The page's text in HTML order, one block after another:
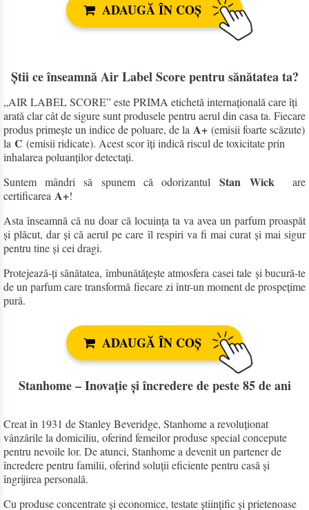
ADAUGĂ ÎN COȘ
Știi ce înseamnă Air Label Score pentru sănătatea ta?
„AIR LABEL SCORE” este PRIMA etichetă internațională care îți
arată clar cât de sigure sunt produsele pentru aerul din casa ta. Fiecare
produs primește un indice de poluare, de la A+ (emisii foarte scăzute)
la C (emisii ridicate). Acest scor îți indică riscul de toxicitate prin
inhalarea poluanților detectați.
Suntem mândri să spunem că odorizantulStan Wick
are
certificarea A+!
Asta înseamnă că nu doar că locuința ta va avea un parfum proaspăt
și plăcut, dar și că aerul pe care îl respiri va fi mai curat și mai sigur
pentru tine și cei dragi.
Protejează-ți sănătatea, îmbunătățește atmosfera casei tale și bucură-te
de un parfum care transformă fiecare zi într-un moment de prospețime
pură.
ADAUGĂ ÎN COȘ
Stanhome – Inovație și încredere de peste 85 de ani
Creat în 1931 de Stanley Beveridge, Stanhome a revoluționat
vânzările la domiciliu, oferind femeilor produse special concepute
pentru nevoile lor. De atunci, Stanhome a devenit un partener de
încredere pentru familii, oferind soluții eficiente pentru casă și
îngrijirea personală.
Cu produse concentrate și economice, testate științific și prietenoase